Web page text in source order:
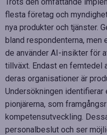
flesta företag och
nya produkter och tjänster.
bland respondenterna, men
de använder AI-insikter för
tillväxt. Endast en femtedel
deras organisationer är
Undersökningen identifierar
pionjärerna, som
kompetensutveckling.
personalbeslut och ser